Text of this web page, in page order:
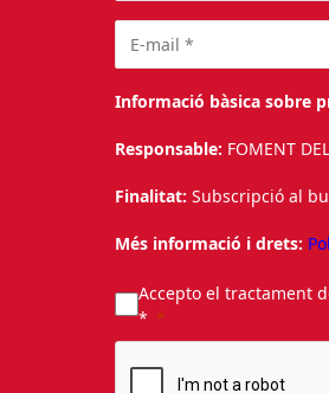
Informació bàsica sobre
Responsable: FOMENT
Finalitat: Subscripció al
Més informació i drets:
Accepto el tractament
*